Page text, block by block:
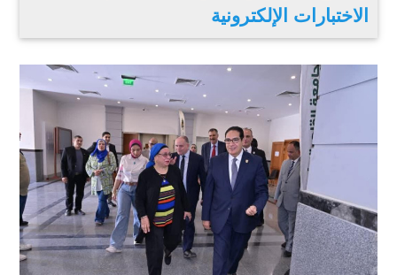
الاختبارات الإلكترونية